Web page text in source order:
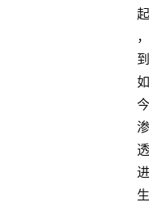
起
，
到
如
今
渗
透
进
生